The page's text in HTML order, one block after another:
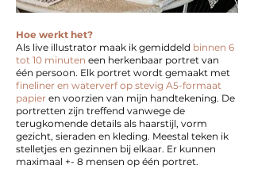
Hoe werkt het?
Als live illustrator maak ik gemiddeld binnen 6
tot 10 minuten een herkenbaar portret van
één persoon. Elk portret wordt gemaakt met
fineliner en waterverf op stevig A5-formaat
papier en voorzien van mijn handtekening. De
portretten zijn treffend vanwege de
terugkomende details als haarstijl, vorm
gezicht, sieraden en kleding. Meestal teken ik
stelletjes en gezinnen bij elkaar. Er kunnen
maximaal +- 8 mensen op één portret.